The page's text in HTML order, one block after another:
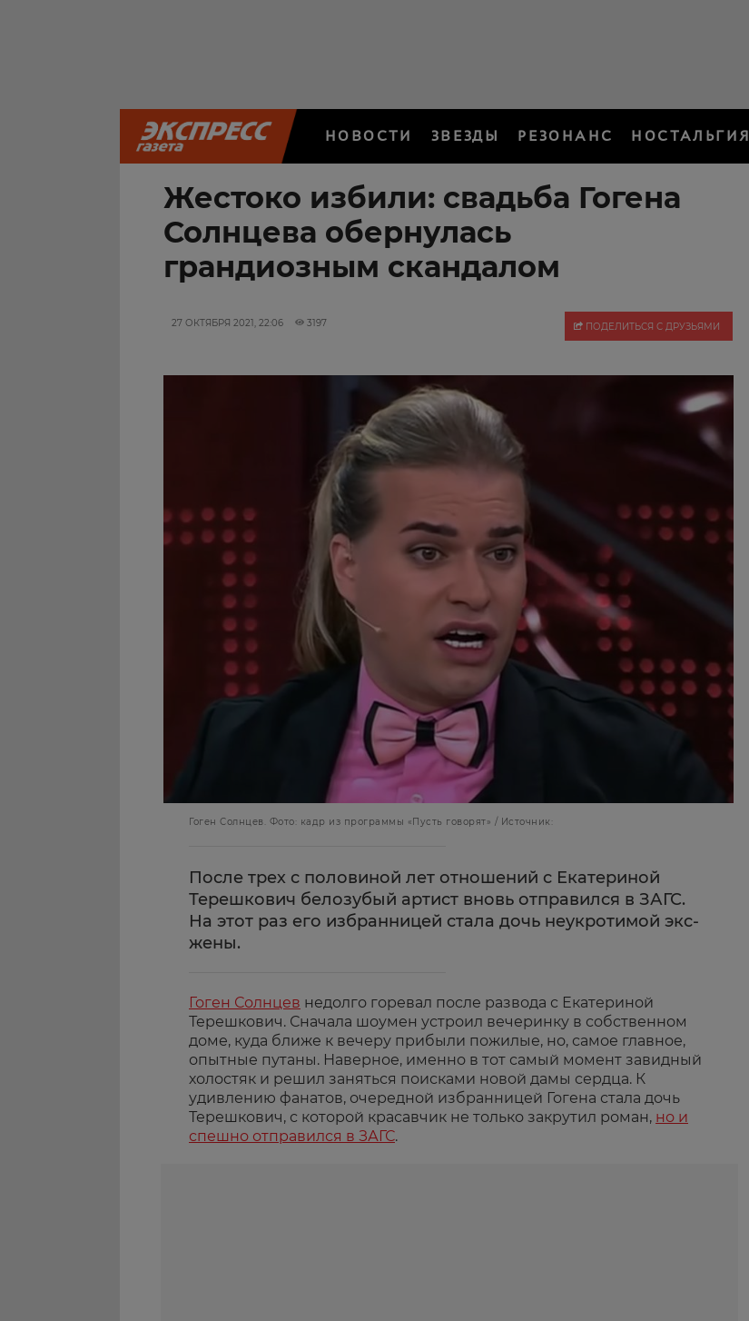
НОВОСТИ ЗВЕЗДЫ РЕЗОНАНС НОСТАЛЬГИЯ
Жестоко избили: свадьба Гогена
Солнцева обернулась
грандиозным скандалом
27 ОКТЯБРЯ 2021, 22:06 3197 ПОДЕЛИТЬСЯ С ДРУЗЬЯМИ
Гоген Солнцев. Фото: кадр из программы «Пусть говорят» / Источник:
После трех с половиной лет отношений с Екатериной
Терешкович белозубый артист вновь отправился в ЗАГС.
На этот раз его избранницей стала дочь неукротимой экс-
жены.
Гоген Солнцев недолго горевал после развода с Екатериной
Терешкович. Сначала шоумен устроил вечеринку в собственном
доме, куда ближе к вечеру прибыли пожилые, но, самое главное,
опытные путаны. Наверное, именно в тот самый момент завидный
холостяк и решил заняться поисками новой дамы сердца. К
удивлению фанатов, очередной избранницей Гогена стала дочь
Терешкович, с которой красавчик не только закрутил роман, но и
спешно отправился в ЗАГС.